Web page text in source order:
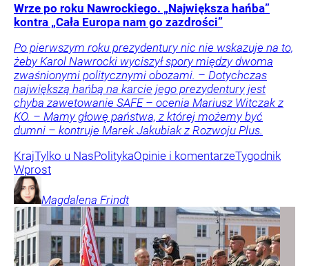
Wrze po roku Nawrockiego. „Największa hańba”
kontra „Cała Europa nam go zazdrości”
Po pierwszym roku prezydentury nic nie wskazuje na to,
żeby Karol Nawrocki wyciszył spory między dwoma
zwaśnionymi politycznymi obozami. – Dotychczas
największą hańbą na karcie jego prezydentury jest
chyba zawetowanie SAFE – ocenia Mariusz Witczak z
KO. – Mamy głowę państwa, z której możemy być
dumni – kontruje Marek Jakubiak z Rozwoju Plus.
KrajTylko u NasPolitykaOpinie i komentarzeTygodnik
Wprost
Magdalena Frindt